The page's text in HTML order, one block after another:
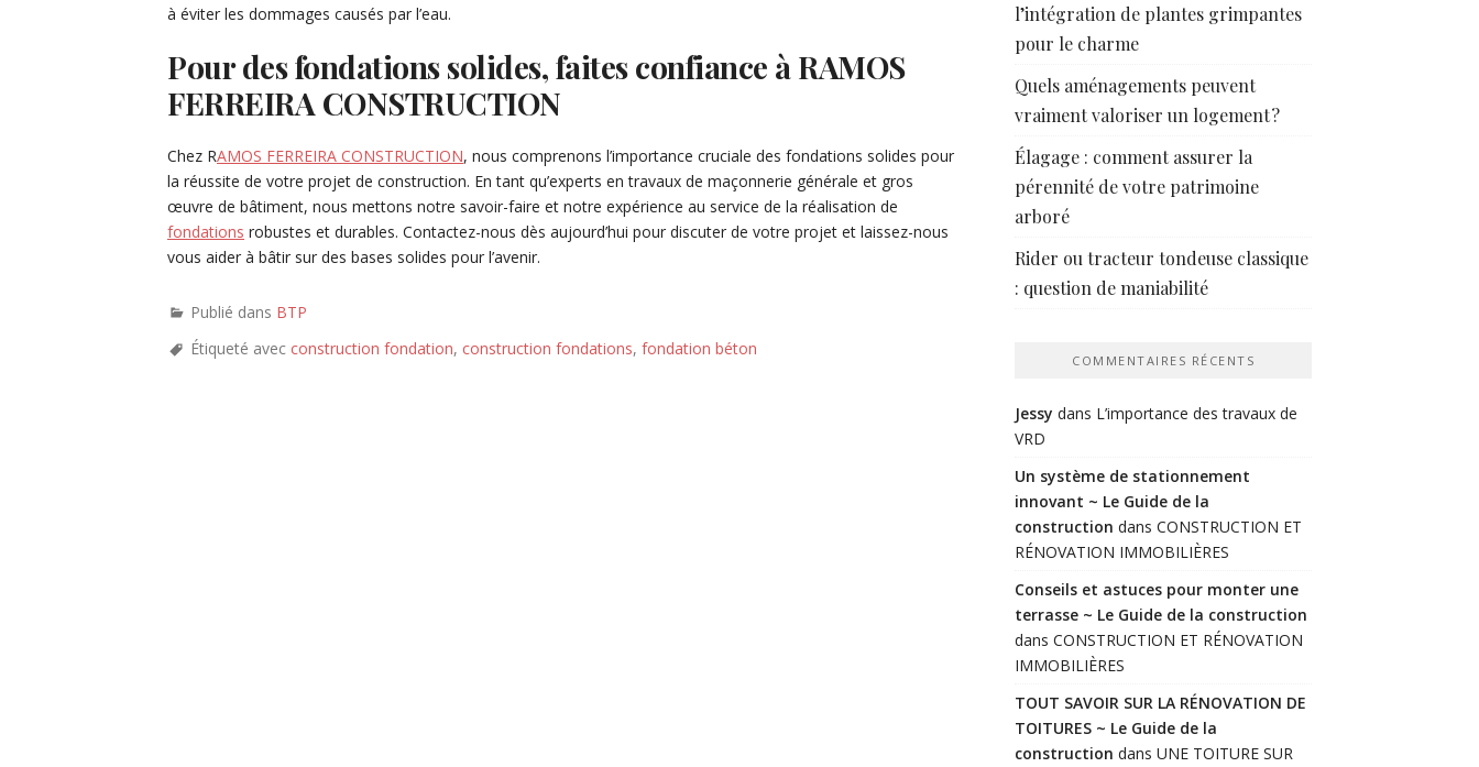
à éviter les dommages causés par l’eau.
Pour des fondations solides, faites confiance à RAMOS
FERREIRA CONSTRUCTION
Chez RAMOS FERREIRA CONSTRUCTION, nous comprenons l’importance cruciale des fondations solides pour
la réussite de votre projet de construction. En tant qu’experts en travaux de maçonnerie générale et gros
œuvre de bâtiment, nous mettons notre savoir-faire et notre expérience au service de la réalisation de
fondations robustes et durables. Contactez-nous dès aujourd’hui pour discuter de votre projet et laissez-nous
vous aider à bâtir sur des bases solides pour l’avenir.
Publié dans BTP
Étiqueté avec construction fondation, construction fondations, fondation béton
l’intégration de plantes grimpantes
pour le charme
Quels aménagements peuvent
vraiment valoriser un logement ?
Élagage : comment assurer la
pérennité de votre patrimoine
arboré
Rider ou tracteur tondeuse classique
: question de maniabilité
COMMENTAIRES RÉCENTS
Jessy dans L’importance des travaux de
VRD
Un système de stationnement
innovant ~ Le Guide de la
construction dans CONSTRUCTION ET
RÉNOVATION IMMOBILIÈRES
Conseils et astuces pour monter une
terrasse ~ Le Guide de la construction
dans CONSTRUCTION ET RÉNOVATION
IMMOBILIÈRES
TOUT SAVOIR SUR LA RÉNOVATION DE
TOITURES ~ Le Guide de la
construction dans UNE TOITURE SUR